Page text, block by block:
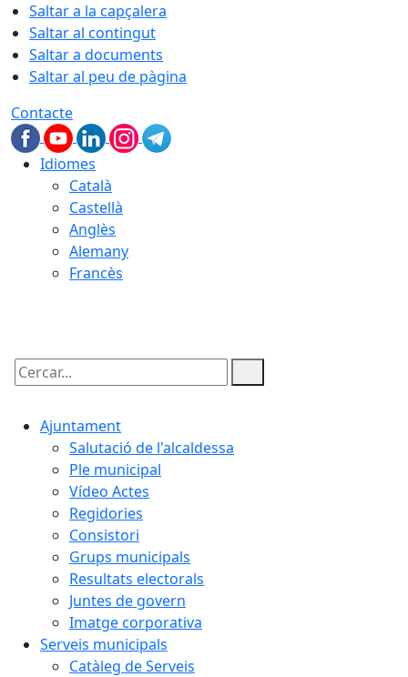
Saltar a la capçalera
Saltar al contingut
Saltar a documents
Saltar al peu de pàgina
Contacte
Idiomes
Català
Castellà
Anglès
Alemany
Francès
Cercar:
Ajuntament
Salutació de l'alcaldessa
Ple municipal
Vídeo Actes
Regidories
Consistori
Grups municipals
Resultats electorals
Juntes de govern
Imatge corporativa
Serveis municipals
Catàleg de Serveis